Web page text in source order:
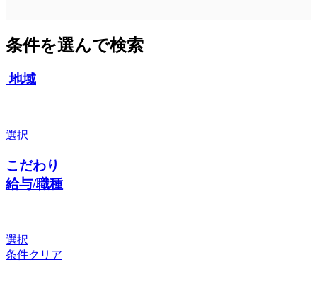
条件を選んで検索
地域
選択
こだわり
給与/職種
選択
条件クリア